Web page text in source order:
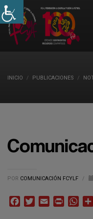
INICIO PUBLICACIONES
POR COMUNICACIÓN FCYLF /
FacebookTwitterEmail Print